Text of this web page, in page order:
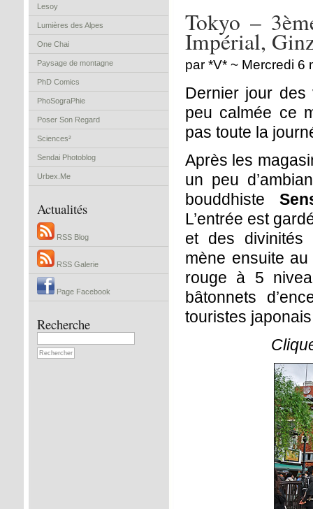
Lesoy
Lumières des Alpes
One Chai
Paysage de montagne
PhD Comics
PhoSograPhie
Poser Son Regard
Sciences²
Sendai Photoblog
Urbex.Me
Actualités
RSS Blog
RSS Galerie
Page Facebook
Recherche
Tokyo –
Impérial,
par *V* ~ Mercredi 6
Dernier jour des
peu calmée ce
pas toute la
Après les
un peu
bouddhiste
L’entrée est
et des divinités
mène ensuite
rouge à 5
bâtonnets
touristes